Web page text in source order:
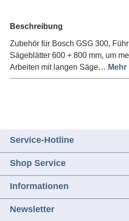
Beschreibung
Zubehör für Bosch GSG 300,
Sägeblätter 600 + 800 mm, um
Arbeiten mit langen Säge… Mehr
Service-Hotline
Shop Service
Informationen
Newsletter